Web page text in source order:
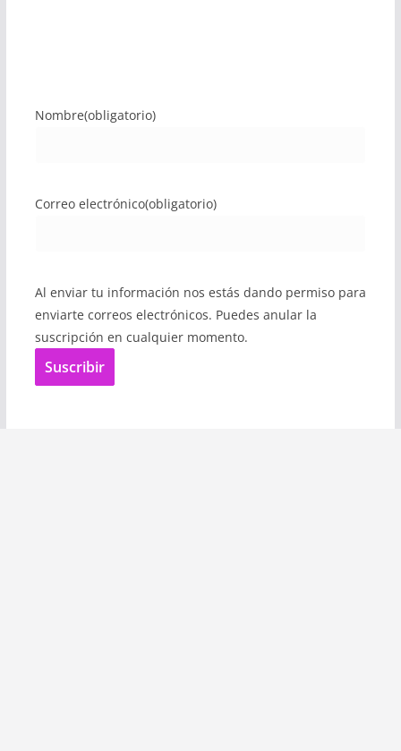
Nombre(obligatorio)
Correo electrónico(obligatorio)
Al enviar tu información nos estás dando permiso para
enviarte correos electrónicos. Puedes anular la
suscripción en cualquier momento.
Suscribir